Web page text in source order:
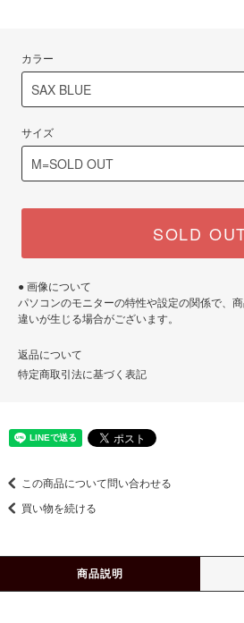
カラー
サイズ
SOLD
● 画像について
パソコンのモニターの特性や設定の関係で、
違いが生じる場合がございます。
返品について
特定商取引法に基づく表記
この商品について問い合わせる
買い物を続ける
商品説明